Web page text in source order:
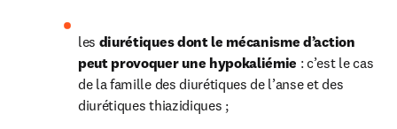
les diurétiques dont le mécanisme d’action
peut provoquer une hypokaliémie : c’est le cas
de la famille des diurétiques de l’anse et des
diurétiques thiazidiques ;